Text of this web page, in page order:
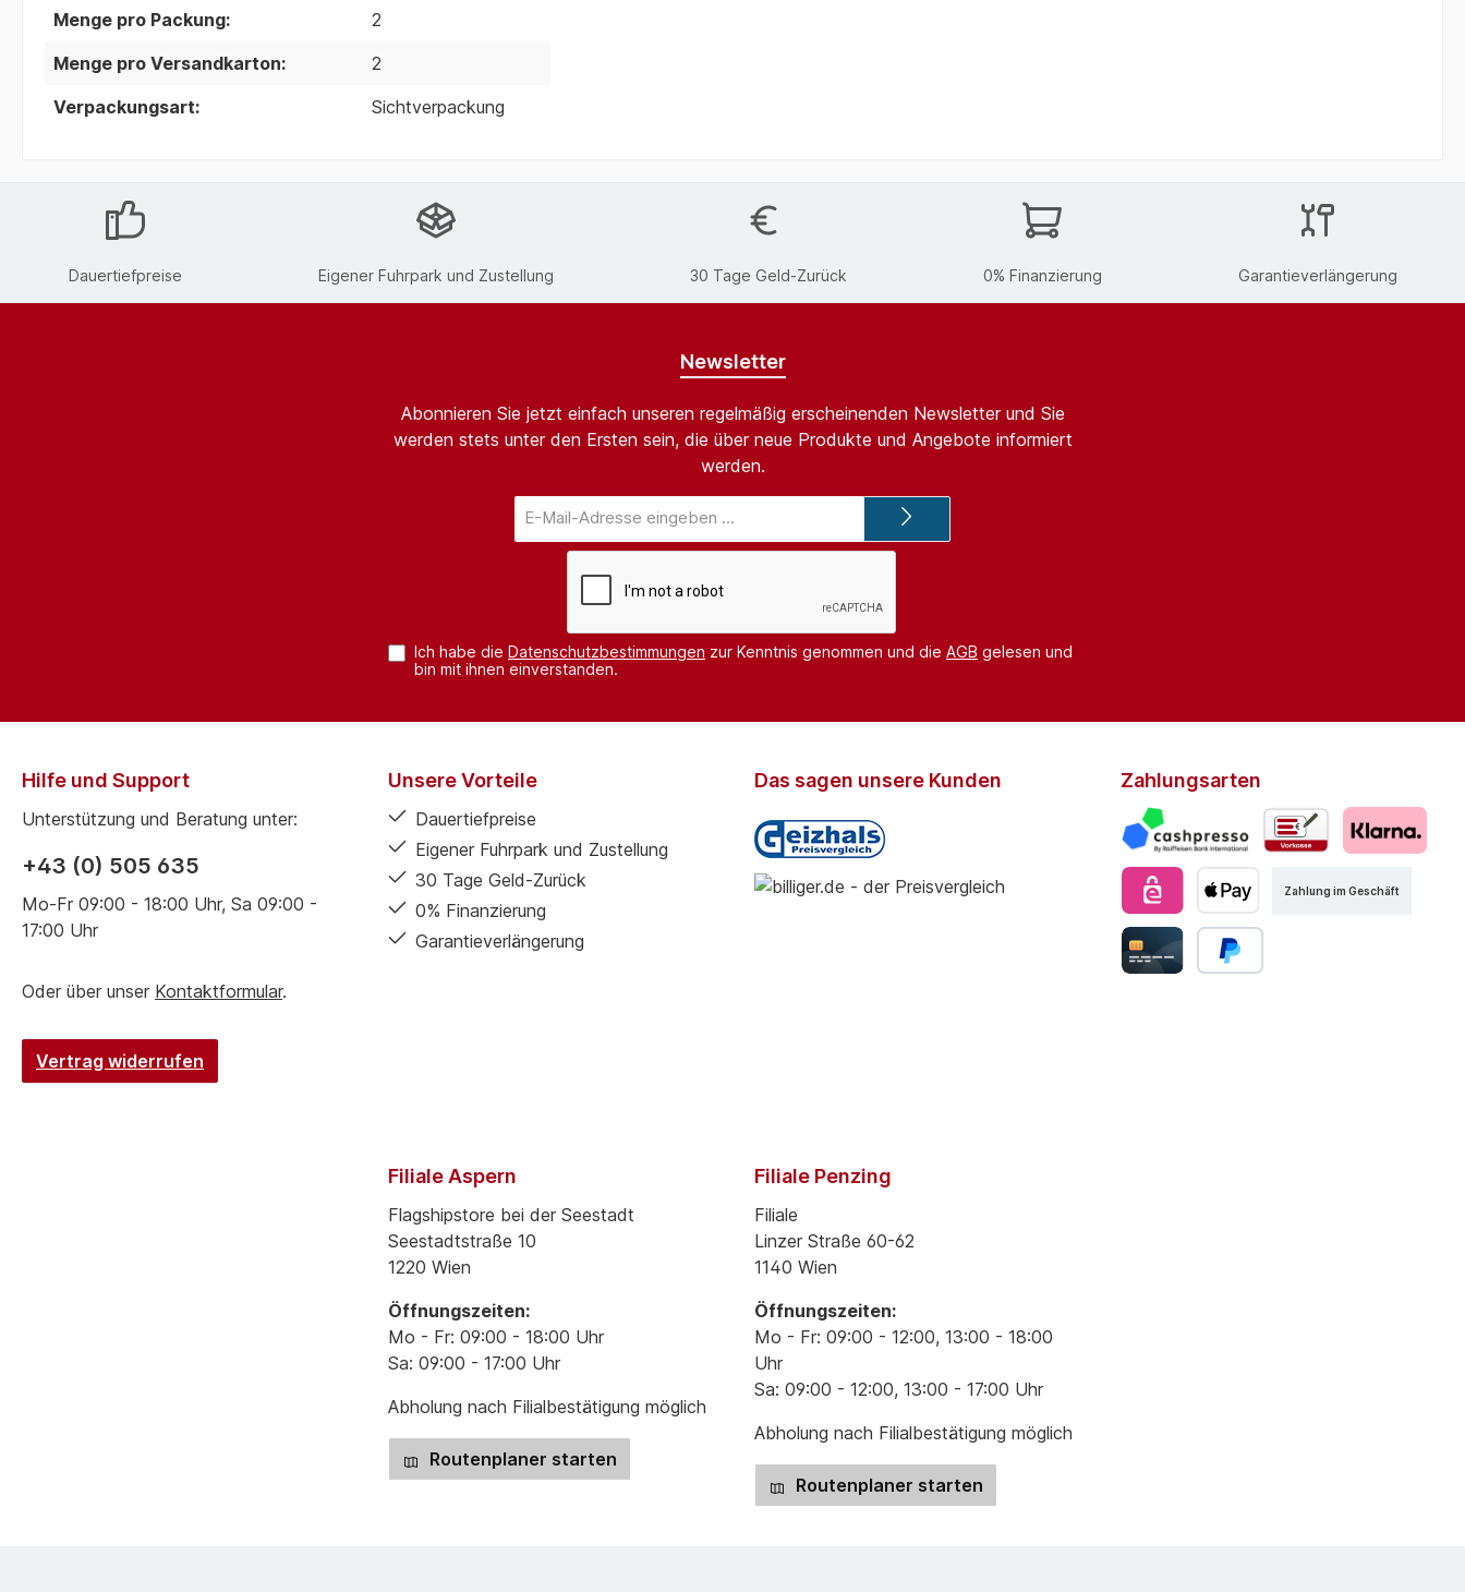
Menge pro Packung:
2
Menge pro Versandkarton:
2
Verpackungsart:
Sichtverpackung
Dauertiefpreise Eigener Fuhrpark und Zustellung 30 Tage Geld-Zurück 0% Finanzierung Garantieverlängerung
Newsletter
Abonnieren Sie jetzt einfach unseren regelmäßig erscheinenden Newsletter und Sie
werden stets unter den Ersten sein, die über neue Produkte und Angebote informiert
werden.
Mail-
Adresse*
Ich habe die Datenschutzbestimmungen zur Kenntnis genommen und die AGB gelesen und
bin mit ihnen einverstanden.
Hilfe und Support
Unterstützung und Beratung unter:
+43 (0) 505 635
Mo-Fr 09:00 - 18:00 Uhr, Sa 09:00 -
17:00 Uhr
Oder über unser Kontaktformular.
Vertrag widerrufen
Unsere Vorteile
Dauertiefpreise
Eigener Fuhrpark und Zustellung
30 Tage Geld-Zurück
0% Finanzierung
Garantieverlängerung
Das sagen unsere Kunden Zahlungsarten
Zahlung im Geschäft
Filiale Aspern
Flagshipstore bei der Seestadt
Seestadtstraße 10
1220 Wien
Öffnungszeiten:
Mo - Fr: 09:00 - 18:00 Uhr
Sa: 09:00 - 17:00 Uhr
Abholung nach Filialbestätigung möglich
Routenplaner starten
Filiale Penzing
Filiale
Linzer Straße 60-62
1140 Wien
Öffnungszeiten:
Mo - Fr: 09:00 - 12:00, 13:00 - 18:00
Uhr
Sa: 09:00 - 12:00, 13:00 - 17:00 Uhr
Abholung nach Filialbestätigung möglich
Routenplaner starten